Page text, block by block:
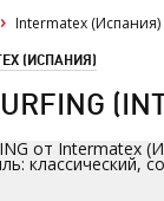
Intermatex (Испания)
(ИСПАНИЯ)